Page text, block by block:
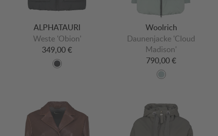
ALPHATAURI
Weste 'Obion'
349,00 €
Woolrich
Daunenjacke 'Cloud
Madison'
790,00 €